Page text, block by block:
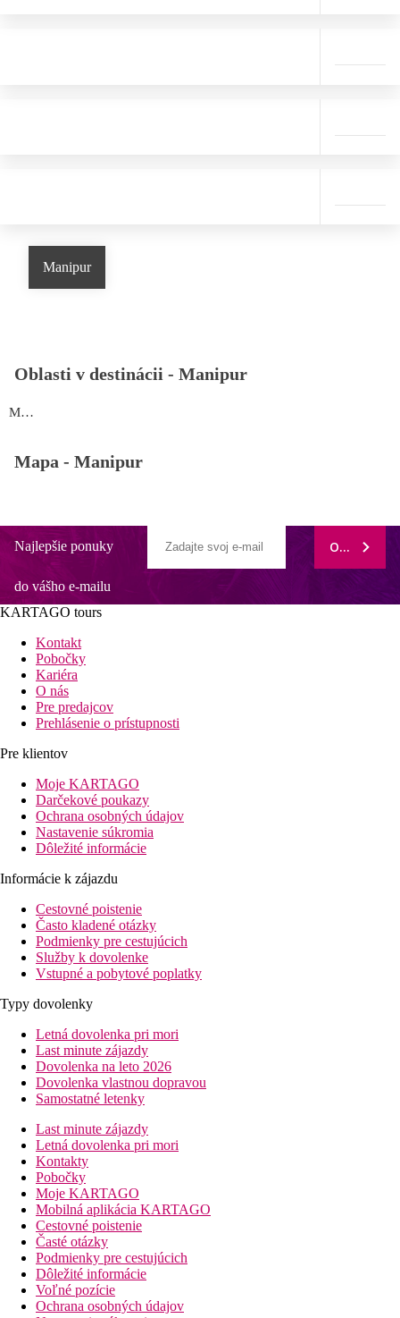
Manipur
Oblasti v destinácii - Manipur
Manipur
Mapa - Manipur
Najlepšie ponuky
do vášho e-mailu
ODOBERAŤ
KARTAGO tours
Kontakt
Pobočky
Kariéra
O nás
Pre predajcov
Prehlásenie o prístupnosti
Pre klientov
Moje KARTAGO
Darčekové poukazy
Ochrana osobných údajov
Nastavenie súkromia
Dôležité informácie
Informácie k zájazdu
Cestovné poistenie
Často kladené otázky
Podmienky pre cestujúcich
Služby k dovolenke
Vstupné a pobytové poplatky
Typy dovolenky
Letná dovolenka pri mori
Last minute zájazdy
Dovolenka na leto 2026
Dovolenka vlastnou dopravou
Samostatné letenky
Last minute zájazdy
Letná dovolenka pri mori
Kontakty
Pobočky
Moje KARTAGO
Mobilná aplikácia KARTAGO
Cestovné poistenie
Časté otázky
Podmienky pre cestujúcich
Dôležité informácie
Voľné pozície
Ochrana osobných údajov